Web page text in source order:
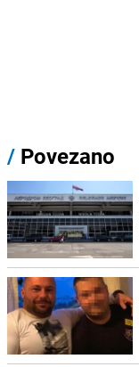
/ Povezano